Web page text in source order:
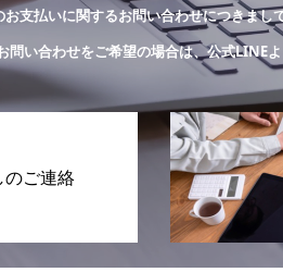
支払いに関するお問い合わせにつきまし
問い合わせをご希望の場合は、公式LINE
のご連絡